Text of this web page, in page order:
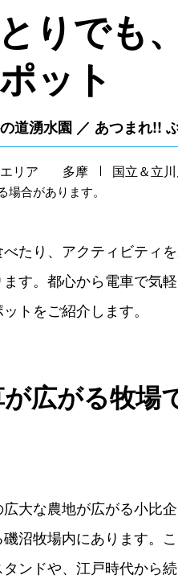
りでも
ット
道湧水園 ／ あつまれ!!
リア 多摩 国立＆立
合があります。
たり、アクティビティ
す。都心から電車で気
トをご紹介します。
広がる牧
大な農地が広がる小比
沼牧場内にあります。
ンドや、江戸時代から